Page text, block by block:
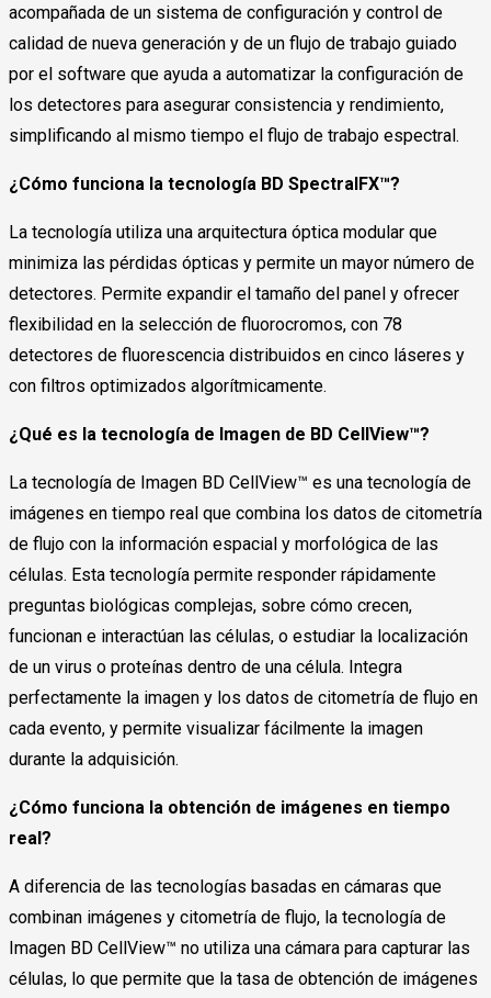
acompañada de un sistema de configuración y control de
calidad de nueva generación y de un flujo de trabajo guiado
por el software que ayuda a automatizar la configuración de
los detectores para asegurar consistencia y rendimiento,
simplificando al mismo tiempo el flujo de trabajo espectral.
¿Cómo funciona la tecnología BD SpectralFX™?
La tecnología utiliza una arquitectura óptica modular que
minimiza las pérdidas ópticas y permite un mayor número de
detectores. Permite expandir el tamaño del panel y ofrecer
flexibilidad en la selección de fluorocromos, con 78
detectores de fluorescencia distribuidos en cinco láseres y
con filtros optimizados algorítmicamente.
¿Qué es la tecnología de Imagen de BD CellView™?
La tecnología de Imagen BD CellView™ es una tecnología de
imágenes en tiempo real que combina los datos de citometría
de flujo con la información espacial y morfológica de las
células. Esta tecnología permite responder rápidamente
preguntas biológicas complejas, sobre cómo crecen,
funcionan e interactúan las células, o estudiar la localización
de un virus o proteínas dentro de una célula. Integra
perfectamente la imagen y los datos de citometría de flujo en
cada evento, y permite visualizar fácilmente la imagen
durante la adquisición.
¿Cómo funciona la obtención de imágenes en tiempo
real?
A diferencia de las tecnologías basadas en cámaras que
combinan imágenes y citometría de flujo, la tecnología de
Imagen BD CellView™ no utiliza una cámara para capturar las
células, lo que permite que la tasa de obtención de imágenes